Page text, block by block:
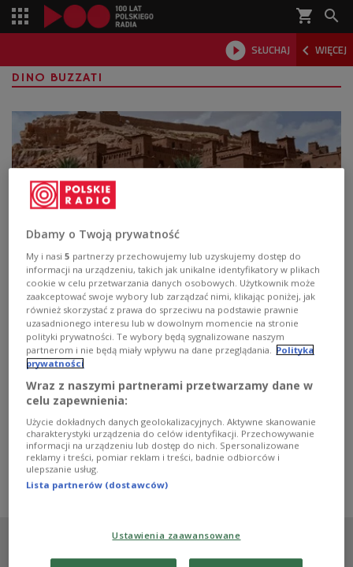
shopping_cart 
 SŁUCHAJ  WIĘCEJ

DINO BUZZATI
"Pustynia Tatarów" Dina Buzzatiego po
20 latach przerwy ponownie w księgarniach
- Miałam propozycję, żeby zrobić nowy przekład tej
powieści. Jako że wcześniej zdarzało mi się kolacjonować,
czyli sprawdzać z oryginałem różne inne przekłady,
uznałam, że najpierw spojrzę na to, jak wygląda
przekład Alojzego Pałasza, i potem podejmiemy decyzję
- mówiła w Dwójce Katarzyna Skórska, tłumaczka i
autorka posłowia do nowego wydania słynnej książki
"Pustynia Tatarów" Dina Buzzatiego.
Zobacz więcej na temat:
literatura
tłumacz Dwójka KSIĄŻKA
Dbamy o Twoją prywatność
My i nasi5 partnerzy przechowujemy lub uzyskujemy dostęp do
informacji na urządzeniu, takich jak unikalne identyfikatory w plikach
cookie w celu przetwarzania danych osobowych. Użytkownik może
zaakceptować swoje wybory lub zarządzać nimi, klikając poniżej, jak
również skorzystać z prawa do sprzeciwu na podstawie prawnie
uzasadnionego interesu lub w dowolnym momencie na stronie
polityki prywatności. Te wybory będą sygnalizowane naszym
partnerom i nie będą miały wpływu na dane przeglądania. Polityka
prywatności
Wraz z naszymi partnerami przetwarzamy dane w
celu zapewnienia:
Użycie dokładnych danych geolokalizacyjnych. Aktywne skanowanie
charakterystyki urządzenia do celów identyfikacji. Przechowywanie
informacji na urządzeniu lub dostęp do nich. Spersonalizowane
reklamy i treści, pomiar reklam i treści, badnie odbiorców i
ulepszanie usług.
Lista partnerów (dostawców)
Ustawienia zaawansowane